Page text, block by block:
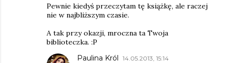
Pewnie kiedyś przeczytam tę książkę, ale raczej
nie w najbliższym czasie.
A tak przy okazji, mroczna ta Twoja
biblioteczka. :P
Paulina Król 14.05.2013, 15:14